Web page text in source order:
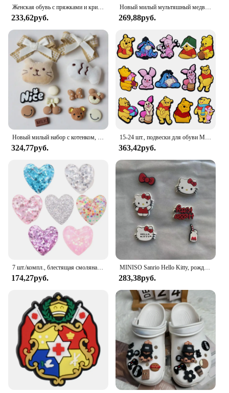
Женская обувь с пряжками и кристаллами
233,62руб.
Новый милый мультяшный медведь слюды, кролик, смоляные очаровательные аксессуары для обуви, сделай сам, перфорированная обувь, деревянные сабо, обувь с цветком, съемная пряжка
269,88руб.
Новый милый набор с котенком, маленькая рыбка, чай с молоком, очаровательная обувь, аксессуары, обувь с отверстиями «сделай сам», съемная пряжка, подарок для вечеринки, фестиваля
324,77руб.
15-24 шт., подвески для обуви MINISO Disney, Винни-пух
363,42руб.
174,27руб.
MINISO Sanrio Hello Kitty, рождественская обувь, подвески, сделай сам, обувь со съемными отверстиями, украшения, аксессуары, праздничные подарки для вечеринок, сувениры
283,38руб.